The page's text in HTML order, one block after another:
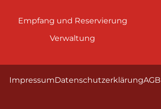
Empfang und Reservierung
Verwaltung
ImpressumDatenschutzerklärungAGB